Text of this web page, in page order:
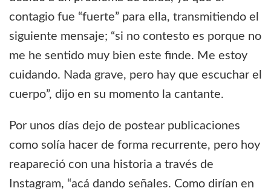
contagio fue “fuerte” para ella, transmitiendo el
siguiente mensaje; “si no contesto es porque no
me he sentido muy bien este finde. Me estoy
cuidando. Nada grave, pero hay que escuchar el
cuerpo”, dijo en su momento la cantante.
Por unos días dejo de postear publicaciones
como solía hacer de forma recurrente, pero hoy
reapareció con una historia a través de
Instagram, “acá dando señales. Como dirían en